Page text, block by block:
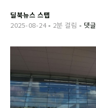
딜북뉴스 스탭
2025-08-24- 2분 걸림 - 댓